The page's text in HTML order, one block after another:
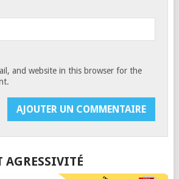
and website in this browser for the
AGRESSIVITÉ